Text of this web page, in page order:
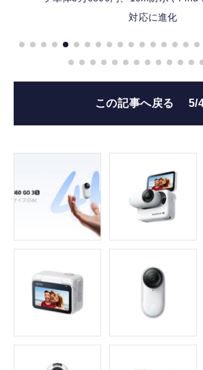
対応に進化
この記事へ戻る 5/